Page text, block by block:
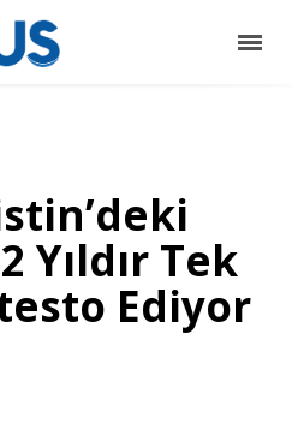
Yıldır Tek
Ediyor